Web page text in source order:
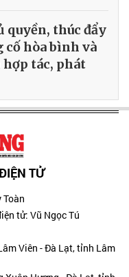
quyền, thúc đẩy
cố hòa bình và
tác, phát
TỬ
Toàn
tử: Vũ Ngọc Tú
Viên - Đà Lạt, tỉnh Lâm